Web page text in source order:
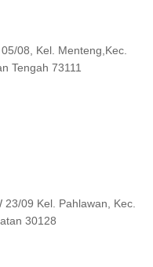
08, Kel. Menteng,Kec.
Tengah 73111
09 Kel. Pahlawan, Kec.
30128